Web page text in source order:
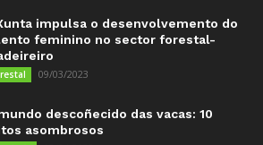
impulsa o desenvolvemento do
feminino no sector forestal-
09/03/2023
descoñecido das vacas: 10
asombrosos